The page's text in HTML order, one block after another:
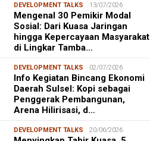
DEVELOPMENT TALKS 13/07/2026
Mengenal 30 Pemikir Modal
Sosial: Dari Kuasa Jaringan
hingga Kepercayaan Masyarakat
di Lingkar Tamba…
DEVELOPMENT TALKS 02/07/2026
Info Kegiatan Bincang Ekonomi
Daerah Sulsel: Kopi sebagai
Penggerak Pembangunan,
Arena Hilirisasi, d…
DEVELOPMENT TALKS 20/06/2026